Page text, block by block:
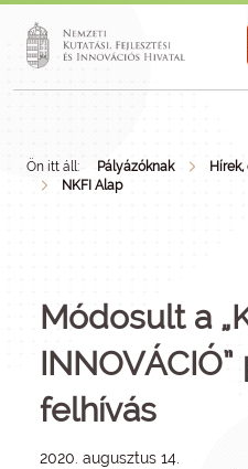
Ön itt áll: Pályázóknak
NKFI Alap
Módosult a
felhívás
2020. augusztus 14.